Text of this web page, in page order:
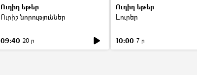
Ուղիղ եթեր
Ուրիշ նորություններ
09:40 20 ր
Ուղիղ եթեր
Լուրեր
10:00 7 ր